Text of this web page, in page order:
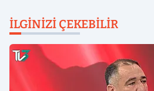
İLGINIZI ÇEKEBILIR